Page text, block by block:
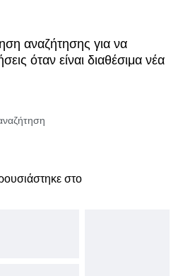
αναζήτησης για να
όταν είναι διαθέσιμα νέα
στο